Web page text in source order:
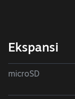
Ekspansi
microSD